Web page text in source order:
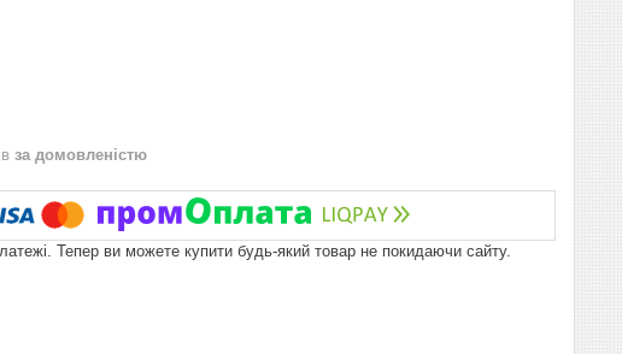
за домовленістю
Тепер ви можете купити будь-який товар не покидаючи сайту.